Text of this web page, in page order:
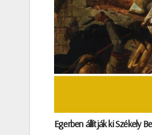
Egerben állítják ki Székely